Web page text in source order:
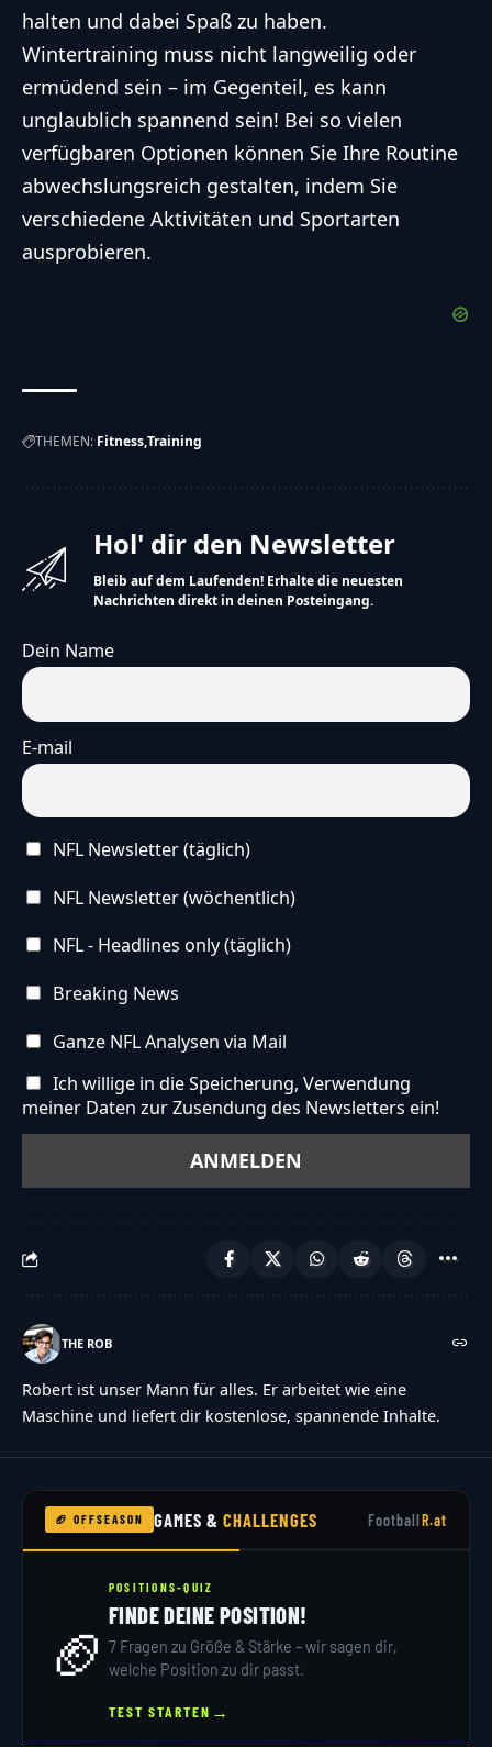
halten und dabei Spaß zu haben.
Wintertraining muss nicht langweilig oder
ermüdend sein – im Gegenteil, es kann
unglaublich spannend sein! Bei so vielen
verfügbaren Optionen können Sie Ihre Routine
abwechslungsreich gestalten, indem Sie
verschiedene Aktivitäten und Sportarten
ausprobieren.
THEMEN: FitnessTraining
Hol' dir den Newsletter
Bleib auf dem Laufenden! Erhalte die neuesten
Nachrichten direkt in deinen Posteingang.
Dein Name
E-mail
NFL Newsletter (täglich)
NFL Newsletter (wöchentlich)
NFL - Headlines only (täglich)
Breaking News
Ganze NFL Analysen via Mail
Ich willige in die Speicherung, Verwendung
meiner Daten zur Zusendung des Newsletters ein!
THE ROB
Robert ist unser Mann für alles. Er arbeitet wie eine
Maschine und liefert dir kostenlose, spannende Inhalte.
🏈 OFFSEASON GAMES &CHALLENGES FootballR.at
🏈
POSITIONS-QUIZ
FINDE DEINE POSITION!
7 Fragen zu Größe & Stärke – wir sagen dir,
welche Position zu dir passt.
TEST STARTEN →